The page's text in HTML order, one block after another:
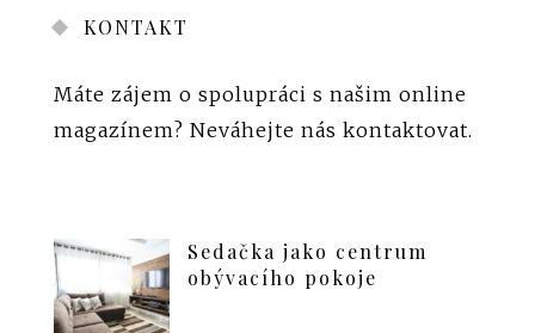
KONTAKT
Máte zájem o spolupráci s našim online
magazínem? Neváhejte nás kontaktovat.
Sedačka jako centrum
obývacího pokoje